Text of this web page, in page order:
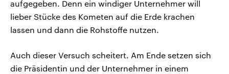
aufgegeben. Denn ein windiger Unternehmer will
lieber Stücke des Kometen auf die Erde krachen
lassen und dann die Rohstoffe nutzen.
Auch dieser Versuch scheitert. Am Ende setzen sich
die Präsidentin und der Unternehmer in einem